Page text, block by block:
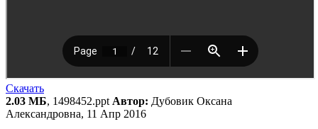
Скачать
2.03 МБ, 1498452.ppt Автор: Дубовик Оксана
Александровна, 11 Апр 2016